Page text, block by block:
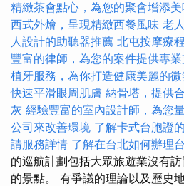
精緻茶會點心，為您的聚會增添
西式外燴，呈現精緻西餐風味 老
人設計的助聽器推薦 北屯按摩療程
豐富的律師，為您的案件提供專
植牙服務，為你打造健康美麗的
快速平滑眼周肌膚 納骨塔，提供
灰 經驗豐富的室內設計師，為您
公司來改善環境 了解卡式台胞證
請服務詳情 了解在台北如何辦理
的巡航計劃包括大眾旅遊業沒有
的景點。 有爭議的理論以及歷史